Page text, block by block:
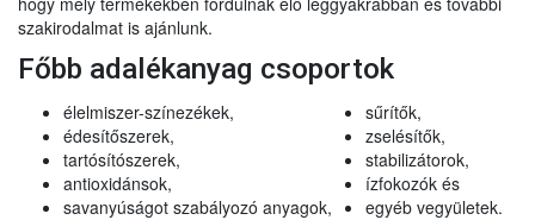
szakirodalmat is ajánlunk.
Főbb adalékanyag csoportok
élelmiszer-színezékek,
édesítőszerek,
tartósítószerek,
antioxidánsok,
savanyúságot szabályozó anyagok,
sűrítők,
zselésítők,
stabilizátorok,
ízfokozók és
egyéb vegyületek.